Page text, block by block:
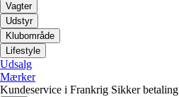
Vagter
Udstyr
Klubområde
Lifestyle
Udsalg
Mærker
Kundeservice i Frankrig Sikker betaling